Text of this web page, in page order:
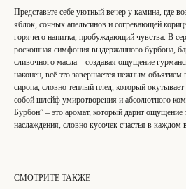
Представьте себе уютный вечер у камина, где
яблок, сочных апельсинов и согревающей
горячего напитка, пробуждающий чувства. В
роскошная симфония выдержанного бурбона,
сливочного масла – создавая ощущение
наконец, всё это завершается нежным объятием
сиропа, словно теплый плед, который
собой шлейф умиротворения и абсолютного
Бурбон” – это аромат, который дарит ощущение
наслаждения, словно кусочек счастья в каждом
СМОТРИТЕ ТАКЖЕ